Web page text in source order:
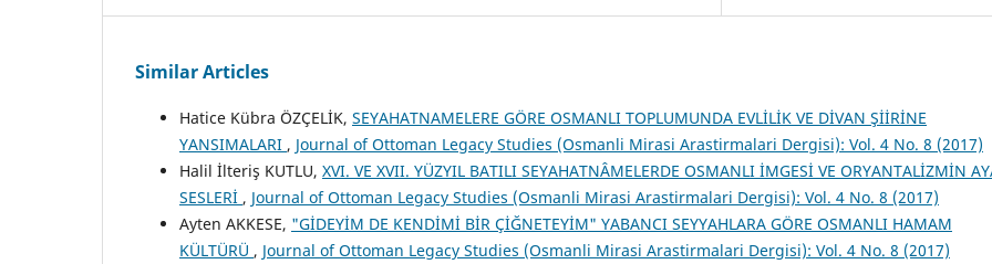
Similar Articles
Hatice Kübra ÖZÇELİK, SEYAHATNAMELERE GÖRE OSMANLI TOPLUMUNDA EVLİLİK VE DİVAN ŞİİRİNE
YANSIMALARI , Journal of Ottoman Legacy Studies (Osmanli Mirasi Arastirmalari Dergisi): Vol. 4 No. 8 (2017)
Halil İlteriş KUTLU, XVI. VE XVII. YÜZYIL BATILI SEYAHATNÂMELERDE OSMANLI İMGESİ VE ORYANTALİZMİN
SESLERİ , Journal of Ottoman Legacy Studies (Osmanli Mirasi Arastirmalari Dergisi): Vol. 4 No. 8 (2017)
Ayten AKKESE, "GİDEYİM DE KENDİMİ BİR ÇİĞNETEYİM" YABANCI SEYYAHLARA GÖRE OSMANLI HAMAM
KÜLTÜRÜ , Journal of Ottoman Legacy Studies (Osmanli Mirasi Arastirmalari Dergisi): Vol. 4 No. 8 (2017)